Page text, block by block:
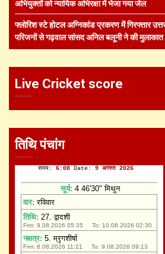
अभियुक्तों को न्यायिक अभिरक्षा में भेजा गया जेल
फ्लोरिश स्टे होटल अग्निकांड प्रकरण में गिरफ्तार
परिजनों से गढ़वाल सांसद अनिल बलूनी ने की मुलाकात
Live Cricket score
तिथि पंचांग